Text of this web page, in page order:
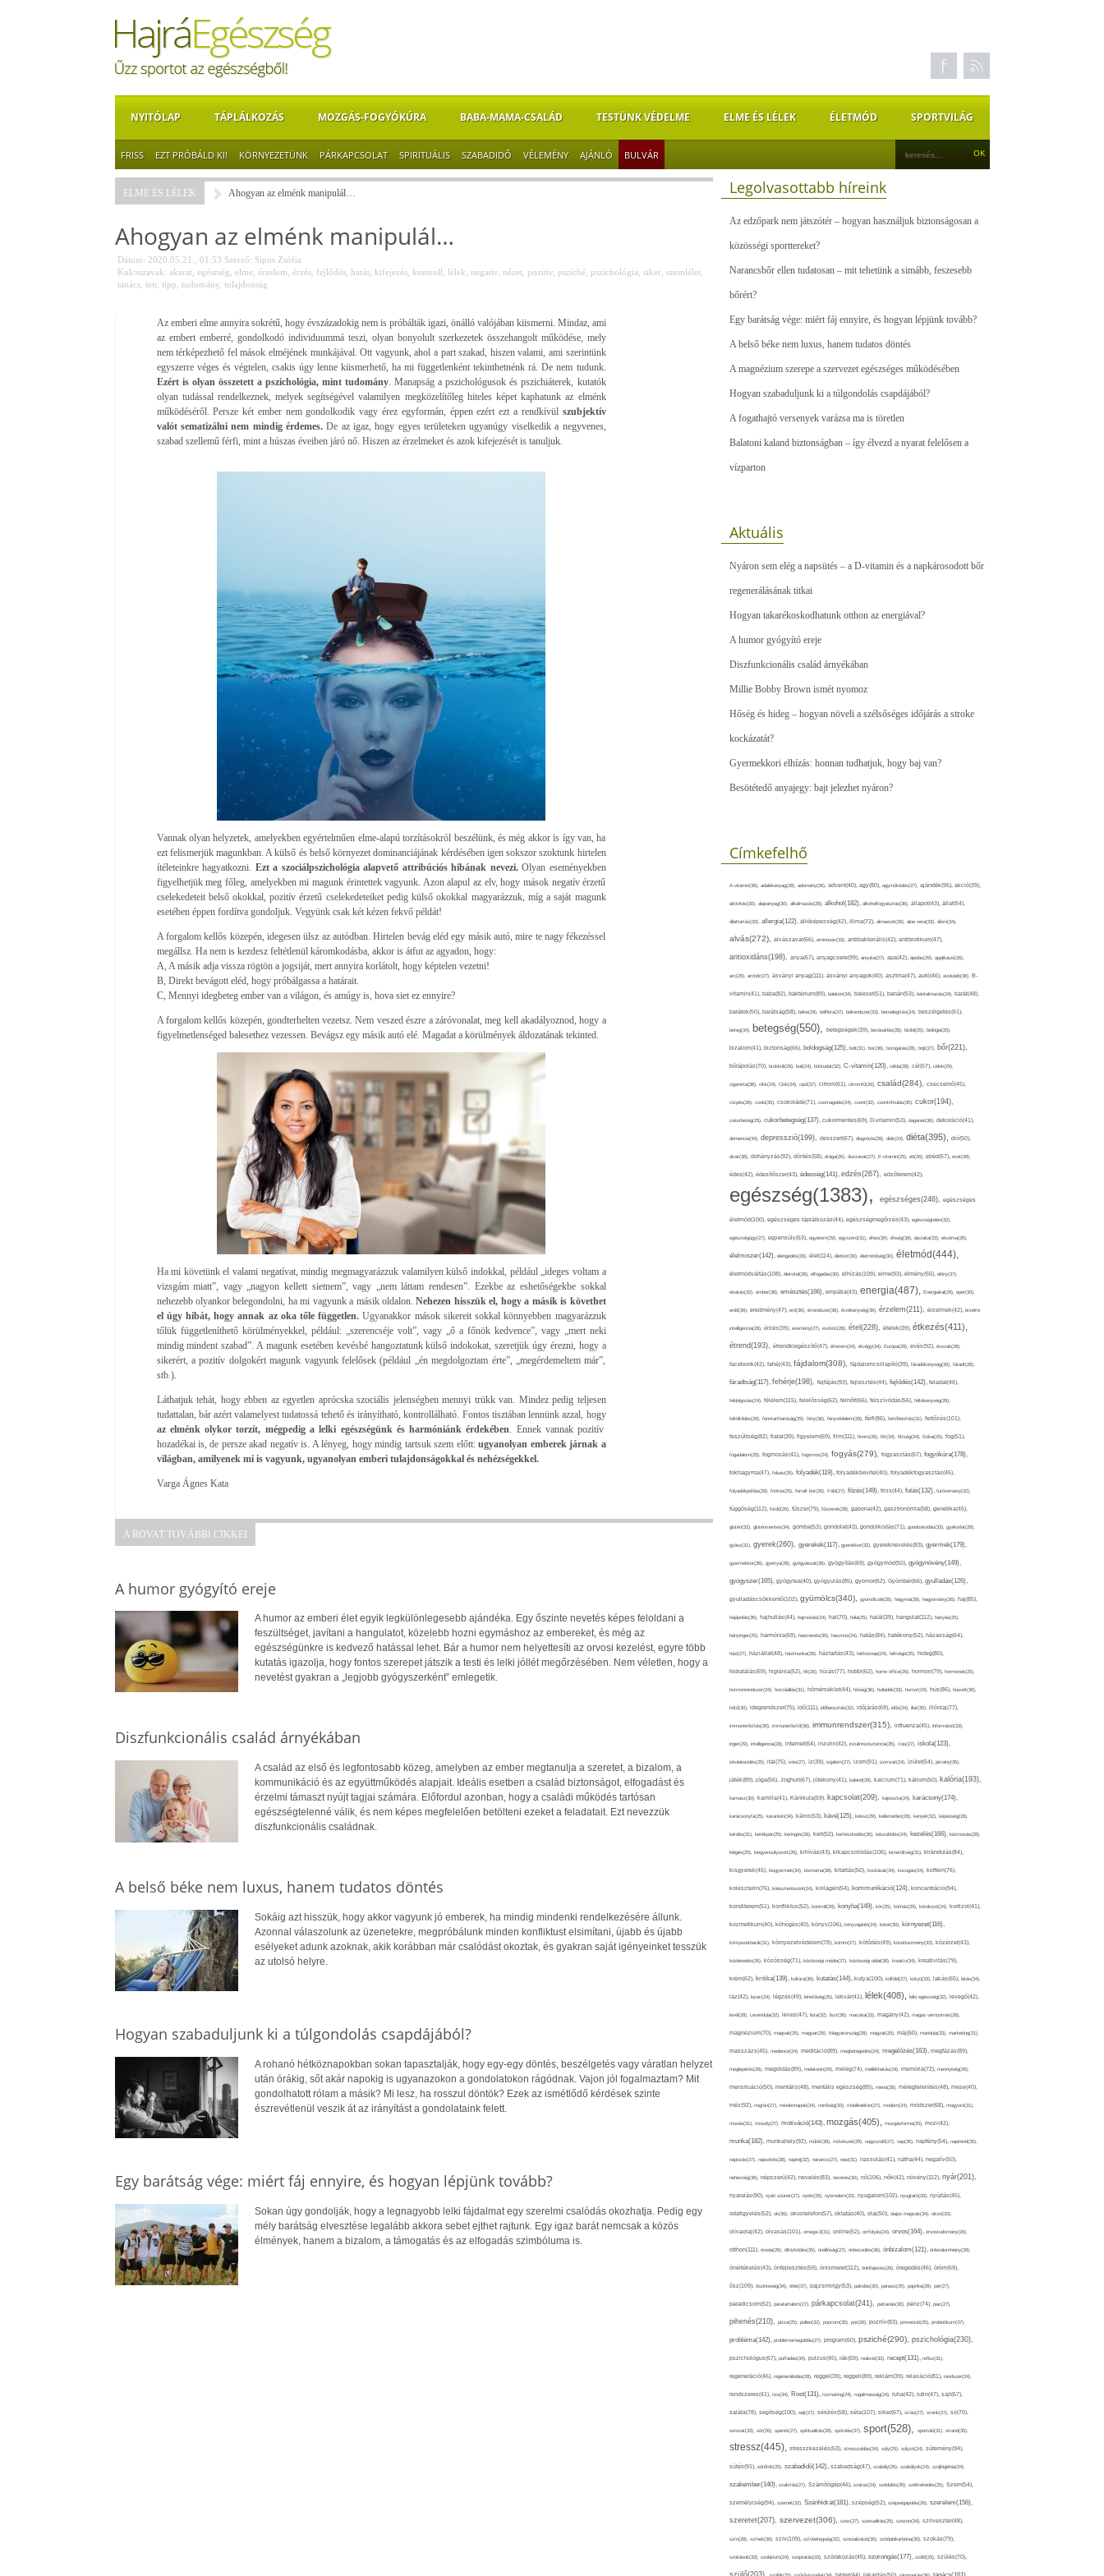
NYITÓLAP TÁPLÁLKOZÁS MOZGÁS-FOGYÓKÚRA BABA-MAMA-CSALÁD TESTÜNK VÉDELME ELME ÉS LÉLEK ÉLETMÓD SPORTVILÁG
FRISS EZT PRÓBÁLD KI! KÖRNYEZETÜNK PÁRKAPCSOLAT SPIRITUÁLIS SZABADIDŐ VÉLEMÉNY AJÁNLÓ BULVÁR
ELME ÉS LÉLEK Ahogyan az elménk manipulál…
Ahogyan az elménk manipulál…
Dátum: 2020.05.21., 01:53 Szerző: Sipos Zsófia
Kulcsszavak: akarat, egészség elme, érzelem érzés, fejlődés, hatás, kifejezés, kontroll lélek negatív, nézet, pozitív, psziché, pszichológia siker, szemlélet,
tanács, tett, tipp tudomány, tulajdonság
Az emberi elme annyira sokrétű, hogy évszázadokig nem is próbálták igazi, önálló valójában kiismerni. Mindaz, ami
az embert emberré, gondolkodó individuummá teszi, olyan bonyolult szerkezetek összehangolt működése, mely
nem térképezhető fel mások elméjének munkájával. Ott vagyunk, ahol a part szakad, hiszen valami, ami szerintünk
egyszerre véges és végtelen, csakis úgy lenne kiismerhető, ha mi függetlenként tekinthetnénk rá. De nem tudunk.
Ezért is olyan összetett a pszichológia, mint tudomány . Manapság a pszichológusok és pszichiáterek, kutatók
olyan tudással rendelkeznek, melyek segítségével valamilyen megközelítőleg hiteles képet kaphatunk az elménk
működéséről. Persze két ember nem gondolkodik vagy érez egyformán, éppen ezért ezt a rendkívül szubjektív
valót sematizálni nem mindig érdemes.De az igaz, hogy egyes területeken ugyanúgy viselkedik a negyvenes,
szabad szellemű férfi, mint a húszas éveiben járó nő. Hiszen az érzelmeket és azok kifejezését is tanuljuk.
Vannak olyan helyzetek, amelyekben egyértelműen elme-alapú torzításokról beszélünk, és még akkor is így van, ha
ezt felismerjük magunkban. A külső és belső környezet dominanciájának kérdésében igen sokszor szoktunk hirtelen
ítéleteinkre hagyatkozni. Ezt a szociálpszichológia alapvető attribúciós hibának nevezi.Olyan eseményekben
figyelhetjük meg főleg, amelyekben mi magunk érintettek vagyunk. Azon alapul az elv, hogy mások negatív érzetű
cselekedeteit belső okokkal, pozitív érzetű cselekedeteiket pedig külső okokkal magyarázzuk, míg a saját magunk
esetében éppen fordítva gondoljuk. Vegyünk csak két kézen fekvő példát!
A forgalom kellős közepén, idegesen ülsz az autódban. Hirtelen bevág eléd egy másik autó, mire te nagy fékezéssel
megállsz. Ha nem is kezdesz feltétlenül káromkodásba, akkor is átfut az agyadon, hogy:
A, A másik adja vissza rögtön a jogsiját, mert annyira korlátolt, hogy képtelen vezetni!
B, Direkt bevágott eléd, hogy próbálgassa a határait.
C, Mennyi idegbeteg ember van a világon, és amúgy is, hova siet ez ennyire?
A forgalom kellős közepén, gondterhelten vezetsz. Nem veszed észre a záróvonalat, meg kell akadályoznod, hogy a
figyelmetlenséged balesethez vezessen. Bevágsz egy másik autó elé. Magadat a körülmények áldozatának tekinted.
Ha mi követünk el valami negatívat, mindig megmagyarázzuk valamilyen külső indokkal, például „ideges voltam a
vizsgám miatt”, vagy „nagyon kellett sietnem”, vagy „nem láttam rendesen”. Ezekbe az eshetőségekbe sokkal
nehezebb olyankor belegondolni, ha mi vagyunk a másik oldalon. Nehezen hisszük el, hogy a másik is követhet
el úgy hibát, hogy annak az oka tőle független.Ugyanakkor mások sikereit sokkal könnyebben magyarázzuk
tőlük függetleníthető körülményekkel, például: „szerencséje volt”, vagy „ő a főnök kedvence”, vagy „mert neki
mindig mindent szabad”. A magunk esetében kevésbé hangoztatunk külső indokokat, szeretjük úgy érezni, hogy a
sikerért, a pozitív dolgokért magunk vagyunk felelősek (például „én megdolgoztam érte”, „megérdemeltem már”,
stb.).
Láthatjuk tehát, hogy ebben az egyetlen aprócska szociális jelenségben mennyi trükk van. Mindez pedig teljesen
tudattalan, bár azért valamelyest tudatossá tehető és irányítható, kontrollálható. Fontos tisztában lennünk azzal, hogy
az elménk olykor torzít, mégpedig a lelki egészségünk és harmóniánk érdekében . Ennek vannak pozitív
hozadékai is, de persze akad negatív is. A lényeg, hogy mindig tartsuk szem előtt:ugyanolyan emberek járnak a
világban, amilyenek mi is vagyunk, ugyanolyan emberi tulajdonságokkal és nehézségekkel.
Varga Ágnes Kata
A ROVAT TOVÁBBI CIKKEI
A humor gyógyító ereje
A humor az emberi élet egyik legkülönlegesebb ajándéka. Egy őszinte nevetés képes feloldani a
feszültséget, javítani a hangulatot, közelebb hozni egymáshoz az embereket, és még az
egészségünkre is kedvező hatással lehet. Bár a humor nem helyettesíti az orvosi kezelést, egyre több
kutatás igazolja, hogy fontos szerepet játszik a testi és lelki jóllét megőrzésében. Nem véletlen, hogy a
nevetést gyakran a „legjobb gyógyszerként” emlegetik.
Diszfunkcionális család árnyékában
A család az első és legfontosabb közeg, amelyben az ember megtanulja a szeretet, a bizalom, a
kommunikáció és az együttműködés alapjait. Ideális esetben a család biztonságot, elfogadást és
érzelmi támaszt nyújt tagjai számára. Előfordul azonban, hogy a családi működés tartósan
egészségtelenné válik, és nem képes megfelelően betölteni ezeket a feladatait. Ezt nevezzük
diszfunkcionális családnak.
A belső béke nem luxus, hanem tudatos döntés
Sokáig azt hisszük, hogy akkor vagyunk jó emberek, ha mindig mindenki rendelkezésére állunk.
Azonnal válaszolunk az üzenetekre, megpróbálunk minden konfliktust elsimítani, újabb és újabb
esélyeket adunk azoknak, akik korábban már csalódást okoztak, és gyakran saját igényeinket tesszük
az utolsó helyre.
Hogyan szabaduljunk ki a túlgondolás csapdájából?
A rohanó hétköznapokban sokan tapasztalják, hogy egy-egy döntés, beszélgetés vagy váratlan helyzet
után órákig, sőt akár napokig is ugyanazokon a gondolatokon rágódnak. Vajon jól fogalmaztam? Mit
gondolhatott rólam a másik? Mi lesz, ha rosszul döntök? Ezek az ismétlődő kérdések szinte
észrevétlenül veszik át az irányítást a gondolataink felett.
Egy barátság vége: miért fáj ennyire, és hogyan lépjünk tovább?
Sokan úgy gondolják, hogy a legnagyobb lelki fájdalmat egy szerelmi csalódás okozhatja. Pedig egy
mély barátság elvesztése legalább akkora sebet ejthet rajtunk. Egy igaz barát nemcsak a közös
élmények, hanem a bizalom, a támogatás és az elfogadás szimbóluma is.
Legolvasottabb híreink
Az edzőpark nem játszótér – hogyan használjuk biztonságosan a
közösségi sporttereket?
Narancsbőr ellen tudatosan – mit tehetünk a simább, feszesebb
bőrért?
Egy barátság vége: miért fáj ennyire, és hogyan lépjünk tovább?
A belső béke nem luxus, hanem tudatos döntés
A magnézium szerepe a szervezet egészséges működésében
Hogyan szabaduljunk ki a túlgondolás csapdájából?
A fogathajtó versenyek varázsa ma is töretlen
Balatoni kaland biztonságban – így élvezd a nyarat felelősen a
vízparton
Aktuális
Nyáron sem elég a napsütés – a D-vitamin és a napkárosodott bőr
regenerálásának titkai
Hogyan takarékoskodhatunk otthon az energiával?
A humor gyógyító ereje
Diszfunkcionális család árnyékában
Millie Bobby Brown ismét nyomoz
Hőség és hideg – hogyan növeli a szélsőséges időjárás a stroke
kockázatát?
Gyermekkori elhízás: honnan tudhatjuk, hogy baj van?
Besötétedő anyajegy: bajt jelezhet nyáron?
Címkefelhő
A-vitamin(36), adalékanyag(28), adomány(26), advent(40), agy(80), agyműködés(27), ajándék(95), akció(39),
aktivitás(30), alapanyag(30), alkalmazás(28), alkohol(182), alkoholfogyasztás(36), állapot(43), állat(54),
állattartás(33), allergia(122), állóképesség(42), Alma(72), almaecet(26), aloe vera(33), álom(34),
alvás(272), alvászavar(66), aminosav(33), antibakteriális(42), antibiotikum(47),
antioxidáns(198), anya(67), anyagcsere(99), anyuka(27), apa(42), ápolás(29), applikáció(26),
arc(29), arcbőr(27), ásványi anyag(111), ásványi anyagok(40), asztma(47), autó(46), avokádó(36), B-
vitamin(41), baba(82), baktérium(89), balaton(34), baleset(51), banán(53), bántalmazás(24), barát(48),
barátok(50), barátság(58), béke(29), bélflóra(37), bélrendszer(33), bemelegítés(24), beszélgetés(61),
beteg(34), betegség(550), betegségek(39), bevásárlás(28), bicikli(25), biológia(25),
bizalom(41), biztonság(66), boldogság(125), bolt(31), bor(36), borogatás(28), böjt(27), bőr(221),
bőrápolás(70), brokkoli(29), buli(24), bűntudat(32), C-vitamin(120), cékla(28), cél(57), célok(29),
cigaretta(38), cikk(24), Cink(24), cipő(37), citrom(61), citromfű(26), család(284), csecsemő(45),
csípés(26), csoki(35), csokoládé(71), csomagolás(24), csont(32), csontritkulás(35), cukor(194),
cukorbeteg(25), cukorbetegség(137), cukormentes(69), D-vitamin(53), daganat(36), dekoráció(41),
demencia(34), depresszió(199), desszert(67), diagnózis(28), diák(24), diéta(395), dió(50),
divat(38), dohányzás(92), döntés(58), drága(26), duzzanat(27), E-vitamin(25), eb(26), ebéd(57), ecet(38),
édes(42), édesítőszer(43), édesség(141), edzés(267), edzőterem(42),
egészség(1383), egészséges(246), egészséges
életmód(100), egészséges táplálkozás(44), egészségmegőrzés(43), egészségtelen(32),
egészségügy(27), egyensúly(63), egyetem(29), egyszerű(31), éhes(30), éhség(38), éjszaka(33), ekcéma(26),
élelmiszer(142), elengedés(29), élet(114), életkor(30), életminőség(30), életmód(444),
életmódváltás(108), életvitel(28), elfogadás(30), elhízás(109), elme(93), élmény(55), előny(37),
elvárás(32), ember(38), emésztés(166), empátia(43), energia(487), Energiaital(29), eper(30),
erdő(36), eredmény(47), erő(36), érrendszer(36), érzékenység(36), érzelem(211), érzelmek(42), érzelmi
intelligencia(28), érzés(39), esemény(27), eszköz(28), étel(228), ételek(39), étkezés(411),
étrend(193), étrendkiegészítő(47), étterem(24), étvágy(34), Európa(28), evés(92), évszak(28),
facebook(42), fahéj(43), fájdalom(308), fájdalomcsillapító(39), fáradékonyság(30), fáradt(28),
fáradtság(117), fehérje(198), fejfájás(93), fejlesztés(44), fejlődés(142), feladat(46),
feldolgozás(24), félelem(115), felelősség(62), felnőtt(66), felszívódás(56), féltékenység(26),
feltöltődés(29), fenntarthatóság(29), fény(36), fényvédelem(28), férfi(86), fertőtlenítés(31), fertőzés(101),
feszültség(82), fiatal(39), figyelem(69), film(111), finom(26), fitt(34), fittség(34), fizikai(25), fog(51),
fogadalom(25), fogmosás(41), fogorvos(24), fogyás(279), fogyasztás(67), fogyókúra(178),
fokhagyma(47), folsav(25), folyadék(119), folyadékbevitel(40), folyadékfogyasztás(45),
folyadékpótlás(29), fontos(25), forralt bor(26), Föld(27), főzés(149), friss(44), futás(132), futóverseny(32),
függőség(112), fürdő(26), fűszer(79), fűszerek(28), gabona(42), gasztronómia(58), genetika(45),
glutén(32), gluténmentes(34), gomba(53), gondolat(43), gondolkodás(71), gondoskodás(33), gyakorlat(29),
gyász(31), gyerek(260), gyerekek(117), gyerekkor(32), gyereknevelés(83), gyermek(179),
gyermekkor(36), gyertya(28), gyógyászat(36), gyógyítás(69), gyógymód(50), gyógynövény(149),
gyógyszer(165), gyógytea(40), gyógyulás(85), gyomor(62), Gyömbér(66), gyulladás(126),
gyulladáscsökkentő(102), gyümölcs(340), gyümölcslé(28), hagyma(28), hagyomány(36), haj(85),
hajápolás(36), hajhullás(44), hajmosás(24), hal(70), hála(25), halál(39), hangulat(112), hányás(25),
hányinger(25), harmónia(69), hasmenés(35), hasznos(24), hatás(84), hatékony(52), házasság(64),
házi(27), háziállat(48), házimunka(28), háztartás(43), hétköznap(24), hétvége(25), hideg(80),
hidratálás(69), higiénia(52), hit(26), hízás(77), hobbi(62), home office(26), hormon(79), hormonok(25),
hormonrendszer(24), hozzáállás(31), hőmérséklet(44), hőség(36), hulladék(33), humor(24), hús(86), húsvét(36),
hűtő(30), idegrendszer(75), idő(111), időbeosztás(32), időjárás(69), idős(24), illat(30), illóolaj(77),
immunerősítés(30), immunerősítő(36), immunrendszer(315), influenza(45), információ(33),
inger(29), intelligencia(28), internet(64), inzulin(42), inzulinrezisztencia(35), írás(27), iskola(123),
iskolakezdés(25), ital(75), ivás(27), íz(39), izgalom(27), izom(91), izomzat(24), ízület(54), járvány(35),
játék(89), jóga(56), Joghurt(67), jótékony(41), kaland(28), kalcium(71), kálium(50), kalória(193),
kamasz(30), kamilla(41), Kánikula(59), kapcsolat(209), káposzta(24), karácsony(174),
karácsonyfa(25), karantén(34), káros(53), kávé(125), keksz(29), kellemetlen(29), kenyér(32), képesség(28),
kérdés(31), kerékpár(25), keringés(26), kert(52), kertészkedés(26), készülődés(24), kezelés(166), kézmosás(28),
kiégés(25), kiegyensúlyozott(26), kihívás(43), kikapcsolódás(106), kimerültség(31), kirándulás(84),
kisgyerek(45), kisgyermek(34), kismama(38), kitartás(50), kockázat(34), kocogás(24), koffein(76),
koleszterin(76), koleszterinszint(24), kollagén(54), kommunikáció(124), koncentráció(94),
konditerem(51), konfliktus(52), kontroll(28), konyha(149), kór(25), kórház(29), kórokozó(24), kortizol(41),
kozmetikum(40), köhögés(40), könyv(106), könyvajánló(24), köret(30), környezet(116),
környezetbarát(31), környezetvédelem(78), köröm(27), kötődés(49), következmény(33), közérzet(43),
közlekedés(26), közösség(71), közösségi média(27), közösségi oldal(38), kreatív(34), kreativitás(79),
krém(62), kritika(139), kultúra(36), kutatás(144), kutya(100), külföld(27), kütyü(33), lakás(65), látás(34),
láz(42), lazac(24), légzés(49), lehetőség(25), lekvár(41), lélek(408), lelki egészség(32), levegő(42),
levél(28), Levendula(32), leves(47), lista(32), liszt(36), macska(33), magány(42), magas vérnyomás(28),
magnézium(70), magvak(25), magyar(25), Magyarország(28), magzat(25), máj(60), mandula(33), marketing(31),
masszázs(45), medence(24), meditáció(89), megbetegedés(24), megelőzés(163), megfázás(89),
meglepetés(28), megoldás(89), melatonin(29), meleg(74), mellékhatás(24), memória(72), mennyiség(26),
menstruáció(50), mentális(48), mentális egészség(85), menü(28), méregtelenítés(48), mese(40),
méz(92), migrén(27), mindennapok(34), minőség(33), mobiltelefon(27), modern(24), módszer(68), mogyoró(31),
mosás(31), mosoly(27), motiváció(143), mozgás(405), mozgásforma(25), mozi(42),
munka(182), munkahely(92), műtét(38), művészet(29), nagyszülő(27), nap(35), napfény(54), napirend(35),
napozás(37), napsütés(38), naptej(32), narancs(27), nasi(31), nassolás(41), nátha(44), negatív(50),
nehézség(36), népszerű(42), nevelés(83), nevetés(30), nő(106), nők(42), növény(112), nyár(201),
nyaralás(90), nyári szünet(27), nyelv(26), nyomelem(33), nyugalom(102), nyugtató(29), nyújtás(45),
odafigyelés(52), ok(36), okostelefon(57), oktatás(40), olaj(50), olajos magvak(34), olcsó(33),
olívaolaj(42), olvasás(101), omega-3(31), online(52), orrfolyás(24), orvos(164), orvostudomány(26),
otthon(111), óvoda(26), öltözködés(35), önállóság(27), önbecsülés(36), önbizalom(121), önbizalomhiány(28),
önértékelés(43), önfejlesztés(59), önismeret(112), önkifejezés(26), öregedés(46), öröm(69),
ősz(109), őszinteség(34), ötlet(37), pajzsmirigy(53), pakolás(30), panasz(25), paprika(28), pár(27),
paradicsom(52), páratartalom(27), párkapcsolat(241), pattanás(30), pénz(74), piac(27),
pihenés(210), pizza(25), pollen(32), popcorn(35), por(26), pozitív(83), prevenció(25), probiotikum(37),
probléma(142), problémamegoldás(27), program(60), psziché(290), pszichológia(230),
pszichológus(67), puffadás(34), pulzus(45), rák(69), reakció(33), recept(131), reflux(31),
regeneráció(46), regenerálódás(28), reggel(39), reggeli(89), reklám(39), relaxáció(81), rendszer(24),
rendszeres(41), rizs(34), Rost(131), rozmaring(24), rugalmasság(24), ruha(42), rutin(47), sajt(67),
saláta(78), segítség(100), sejt(27), sérülés(58), séta(107), siker(67), sírás(27), smink(37), só(70),
sorozat(33), sör(26), spenót(27), spiritualitás(28), spórolás(37), sport(528), sportoló(31), strand(35),
stressz(445), stresszkezelés(53), stresszoldás(34), súly(25), súlyzó(24), sütemény(94),
sütés(91), sütőtök(25), szabadidő(142), szabadság(47), szabály(25), szabályok(24), szájhigiénia(24),
szakember(140), szakítás(27), Számítógép(46), száraz(24), szédülés(35), székrekedés(25), Szem(54),
személyiség(94), szemét(32), Szénhidrát(181), szépség(52), szépségápolás(26), szerelem(156),
szeretet(207), szervezet(306), szex(27), szexualitás(25), szezon(34), szilveszter(48),
szín(28), színek(36), szív(109), szívbetegség(32), szocializáció(30), szódabikarbóna(35), szokás(79),
szokások(33), szolárium(24), szoptatás(33), szórakozás(45), szorongás(177), szőlő(25), szülés(70),